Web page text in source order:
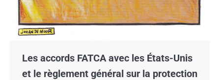
Les accords FATCA avec les États-Unis
et le règlement général sur la protection